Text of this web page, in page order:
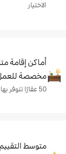
الاختيار
أماكن إقامة
مخصصة
50 عقارًا تتوفر بها مساحة مخصصة للعمل
متوسط التقييم: